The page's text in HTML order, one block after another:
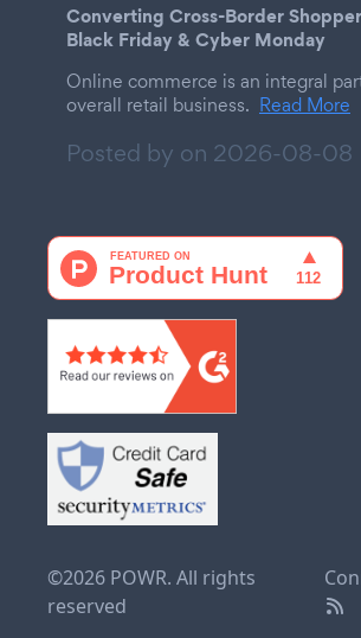
Converting Cross-Border
Black Friday & Cyber Monday
Online commerce is an integral
overall retail business. Read More
Posted by on 2026-08-08
©2026 POWR. All rights
reserved